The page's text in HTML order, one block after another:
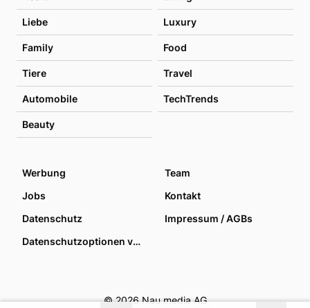
Liebe Luxury
Family Food
Tiere Travel
Automobile TechTrends
Beauty
Werbung
Team
Jobs
Kontakt
Datenschutz
Impressum / AGBs
Datenschutzoptionen verwalten
© 2026 Nau media AG